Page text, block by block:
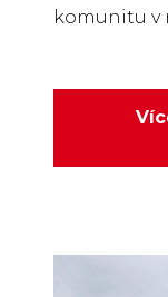
komunitu v